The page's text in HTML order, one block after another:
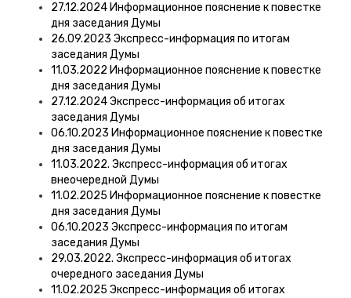
27.12.2024 Информационное пояснение к повестке
дня заседания Думы
26.09.2023 Экспресс-информация по итогам
заседания Думы
11.03.2022 Информационное пояснение к повестке
дня заседания Думы
27.12.2024 Экспресс-информация об итогах
заседания Думы
06.10.2023 Информационное пояснение к повестке
дня заседания Думы
11.03.2022. Экспресс-информация об итогах
внеочередной Думы
11.02.2025 Информационное пояснение к повестке
дня заседания Думы
06.10.2023 Экспресс-информация по итогам
заседания Думы
29.03.2022. Экспресс-информация об итогах
очередного заседания Думы
11.02.2025 Экспресс-информация об итогах